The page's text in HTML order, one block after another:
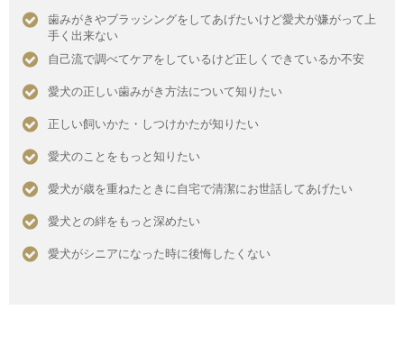
歯みがきやブラッシングをしてあげたいけど愛犬が嫌がって上
手く出来ない
自己流で調べてケアをしているけど正しくできているか不安
愛犬の正しい歯みがき方法について知りたい
正しい飼いかた・しつけかたが知りたい
愛犬のことをもっと知りたい
愛犬が歳を重ねたときに自宅で清潔にお世話してあげたい
愛犬との絆をもっと深めたい
愛犬がシニアになった時に後悔したくない